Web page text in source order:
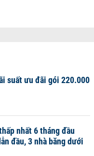
suất ưu đãi gói 220.000
nhất 6 tháng đầu
đầu, 3 nhà băng dưới